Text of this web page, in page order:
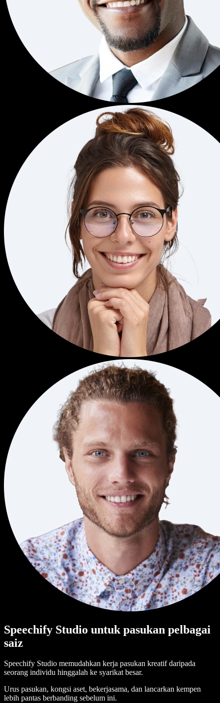
Speechify Studio untuk pasukan pelbagai
saiz
Speechify Studio memudahkan kerja pasukan kreatif daripada
seorang individu hinggalah ke syarikat besar.
Urus pasukan, kongsi aset, bekerjasama, dan lancarkan kempen
lebih pantas berbanding sebelum ini.